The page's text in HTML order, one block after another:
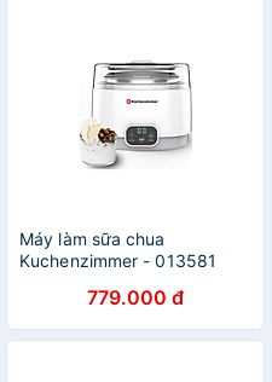
Máy làm sữa chua
Kuchenzimmer - 013581
779.000 đ